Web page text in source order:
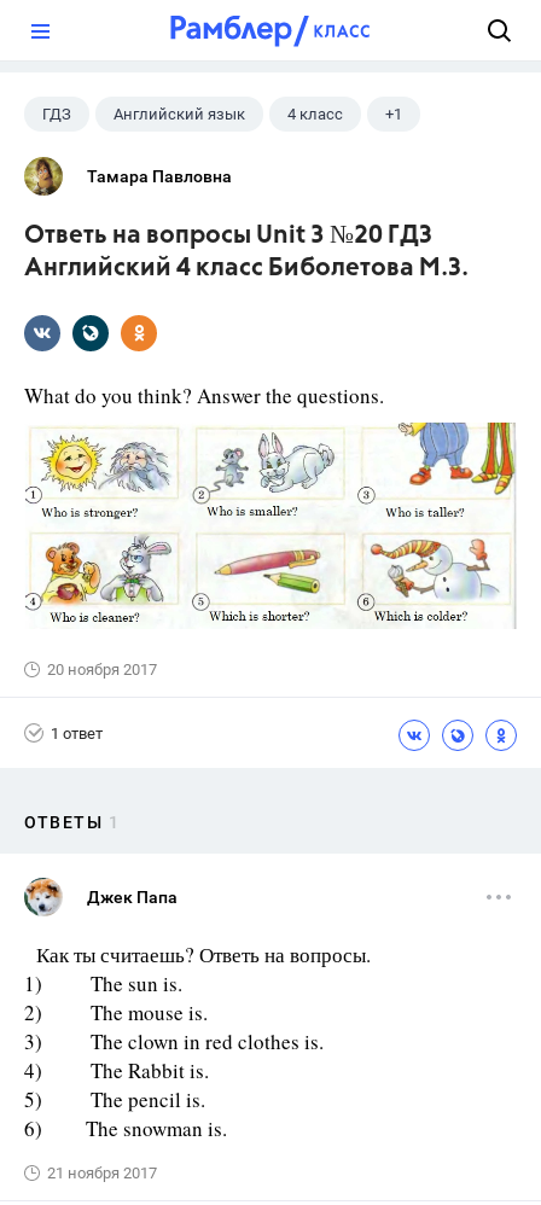
ГДЗ Английский язык 4 класс +1
Биболетова М. З.
Тамара Павловна
Ответь на вопросы Unit 3 №20 ГДЗ
Английский 4 класс Биболетова М.З.
What do you think? Answer the questions.
20 ноября 2017
1 ответ
ОТВЕТЫ 1
Джек Папа
Как ты считаешь? Ответь на вопросы.
1) The sun is.
2) The mouse is.
3) The clown in red clothes is.
4) The Rabbit is.
5) The pencil is.
6) The snowman is.
21 ноября 2017